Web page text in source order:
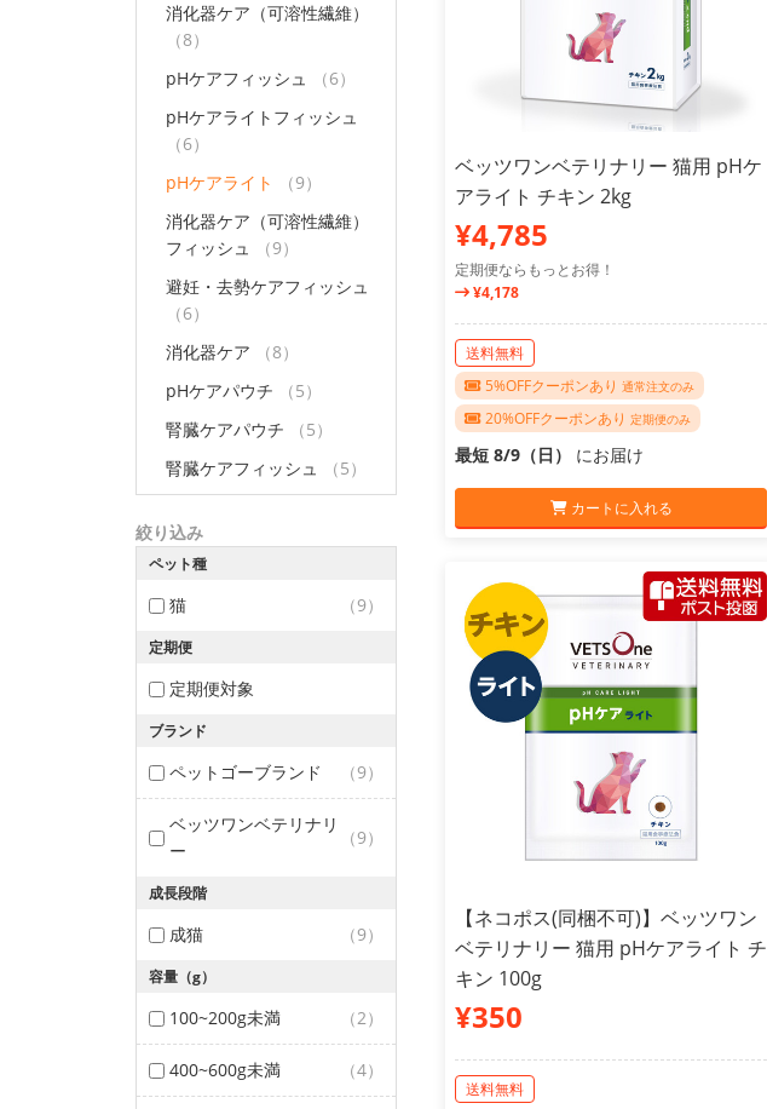
消化器ケア（可溶性繊維）
（8）
pHケアフィッシュ
（6）
pHケアライトフィッシュ
（6）
pHケアライト
（9）
消化器ケア（可溶性繊維）
フィッシュ
（9）
避妊・去勢ケアフィッシュ
（6）
消化器ケア
（8）
pHケアパウチ
（5）
腎臓ケアパウチ
（5）
腎臓ケアフィッシュ
（5）
絞り込み
ペット種
猫 （9）
定期便
定期便対象
ブランド
ペットゴーブランド （9）
ベッツワンベテリナリ
ー
（9）
成長段階
成猫 （9）
容量（g）
100~200g未満 （2）
400~600g未満 （4）
ベッツワンベテリナリー 猫用 pHケ
アライト チキン 2kg
¥4,785
定期便ならもっとお得！
¥4,178
送料無料
5%OFFクーポンあり 通常注文のみ
20%OFFクーポンあり 定期便のみ
最短 8/9（日） にお届け
カートに入れる
【ネコポス(同梱不可)】ベッツワン
ベテリナリー 猫用 pHケアライト チ
キン 100g
¥350
送料無料